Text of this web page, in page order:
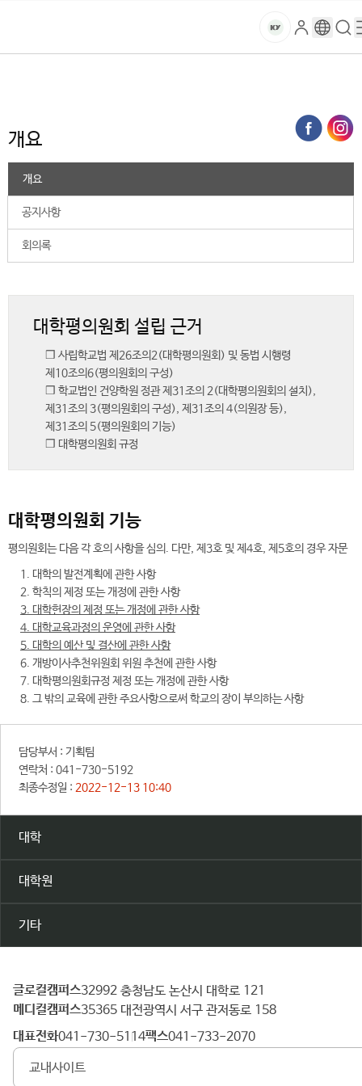
건
대
학
교
마
로
그
구
글
검
색
메
뉴
로
개요
개요
공지사항
회의록
대학평의원회 설립 근거
❒ 사립학교법 제26조의2(대학평의원회) 및 동법 시행령
제10조의6(평의원회의 구성)
❒ 학교법인 건양학원 정관 제31조의 2(대학평의원회의 설치),
제31조의 3(평의원회의 구성), 제31조의 4(의원장 등),
제31조의 5(평의원회의 기능)
❒ 대학평의원회 규정
대학평의원회 기능
평의원회는 다음 각 호의 사항을 심의. 다만, 제3호 및 제4호, 제5호의 경우 자문
1. 대학의 발전계획에 관한 사항
2. 학칙의 제정 또는 개정에 관한 사항
3. 대학헌장의 제정 또는 개정에 관한 사항
4. 대학교육과정의 운영에 관한 사항
5. 대학의 예산 및 결산에 관한 사항
6. 개방이사추천위원회 위원 추천에 관한 사항
7. 대학평의원회규정 제정 또는 개정에 관한 사항
8. 그 밖의 교육에 관한 주요사항으로써 학교의 장이 부의하는 사항
담당부서 : 기획팀
연락처 : 041-730-5192
최종수정일 : 2022-12-13 10:40
대학
대학원
기타
건
양
대
학
글로컬캠퍼스 32992 충청남도 논산시 대학로 121
메디컬캠퍼스 35365 대전광역시 서구 관저동로 158
대표전화 041-730-5114 팩스 041-733-2070
교내사이트